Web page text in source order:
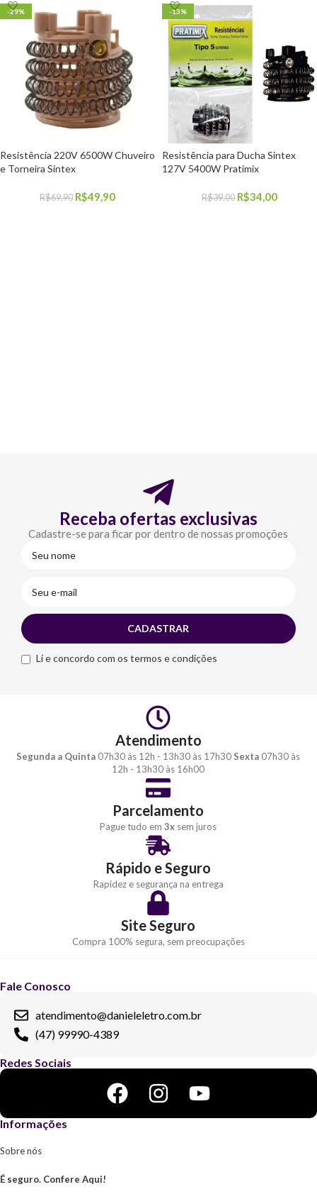
-29%
Resistência 220V 6500W Chuveiro
e Torneira Sintex
R$69,90 R$49,90
-13%
Resistência para Ducha Sintex
127V 5400W Pratimix
R$39,00 R$34,00
Receba ofertas exclusivas
Cadastre-se para ficar por dentro de nossas promoções
Li e concordo com os termos e condições
Atendimento
Segunda a Quinta 07h30 às 12h - 13h30 às 17h30 Sexta 07h30 às
12h - 13h30 às 16h00
Parcelamento
Pague tudo em3x sem juros
Rápido e Seguro
Rapidez e segurança na entrega
Site Seguro
Compra 100% segura, sem preocupações
Fale Conosco
atendimento@danieleletro.com.br
(47) 99990-4389
Redes Sociais
Informações
Sobre nós
É seguro. Confere Aqui!